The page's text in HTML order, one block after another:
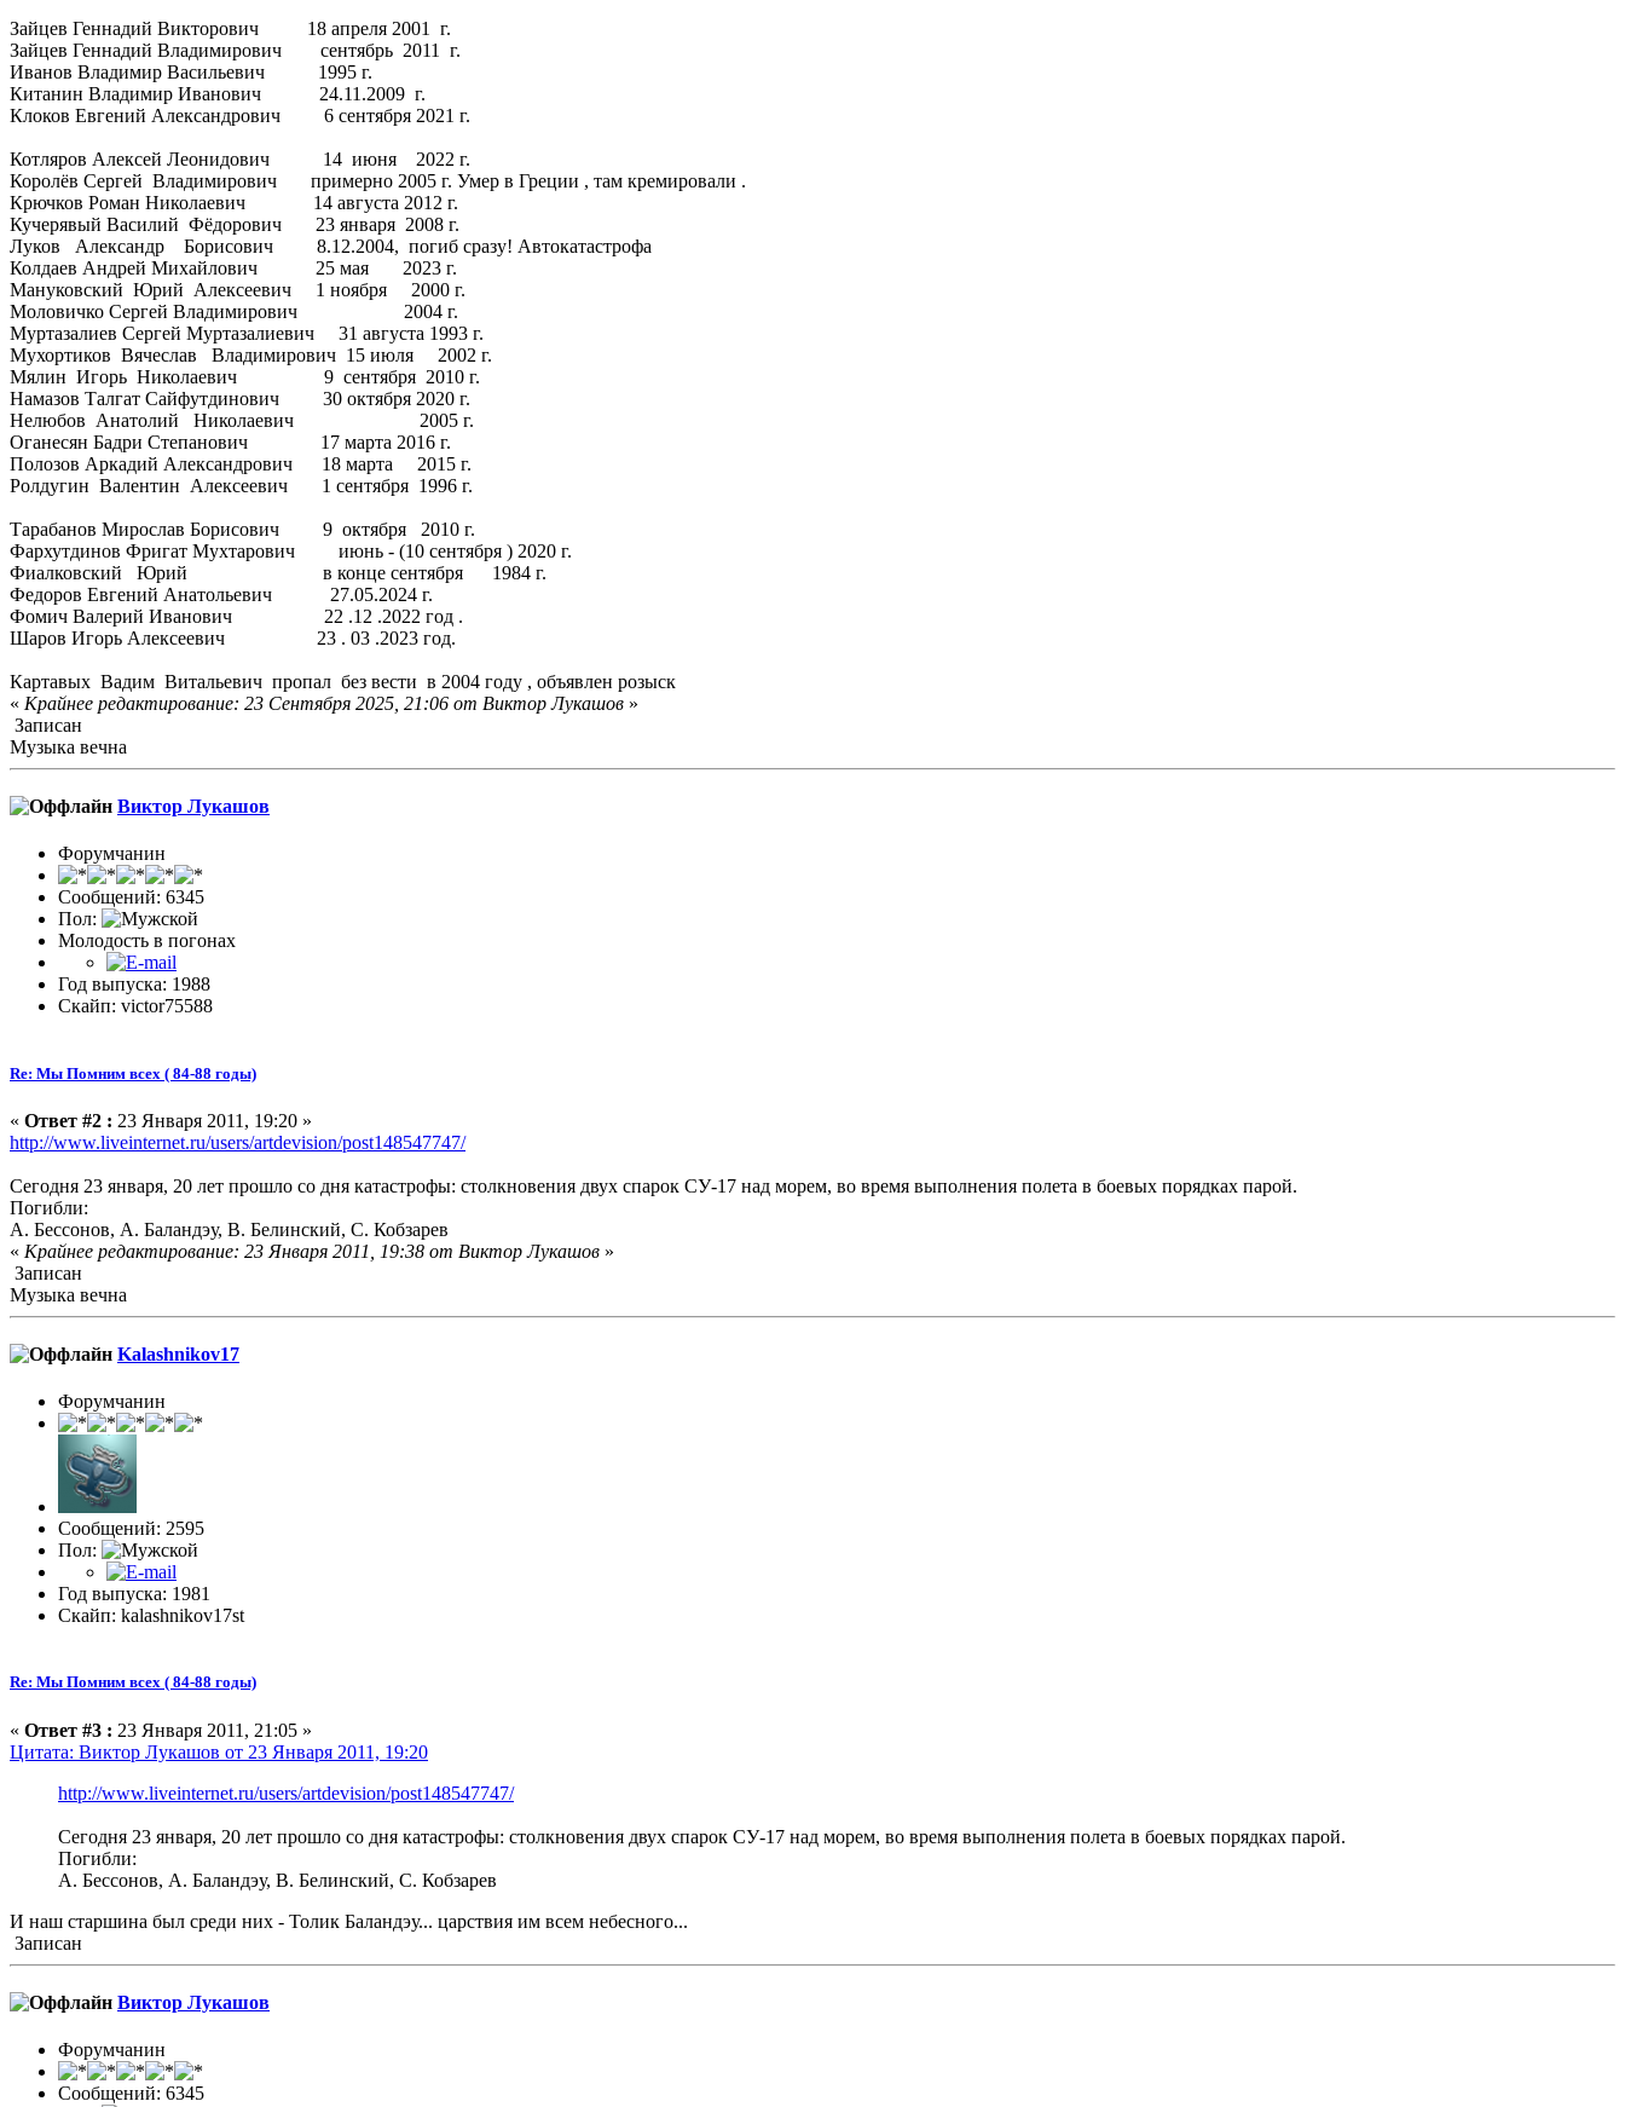
Зайцев Геннадий Викторович 18 апреля 2001 г.
Зайцев Геннадий Владимирович сентябрь 2011 г.
Иванов Владимир Васильевич 1995 г.
Китанин Владимир Иванович 24.11.2009 г.
Клоков Евгений Александрович 6 сентября 2021 г.
Котляров Алексей Леонидович 14 июня 2022 г.
Королёв Сергей Владимирович примерно 2005 г. Умер в Греции , там кремировали .
Крючков Роман Николаевич 14 августа 2012 г.
Кучерявый Василий Фёдорович 23 января 2008 г.
Луков Александр Борисович 8.12.2004, погиб сразу! Автокатастрофа
Колдаев Андрей Михайлович 25 мая 2023 г.
Мануковский Юрий Алексеевич 1 ноября 2000 г.
Моловичко Сергей Владимирович 2004 г.
Муртазалиев Сергей Муртазалиевич 31 августа 1993 г.
Мухортиков Вячеслав Владимирович 15 июля 2002 г.
Мялин Игорь Николаевич 9 сентября 2010 г.
Намазов Талгат Сайфутдинович 30 октября 2020 г.
Нелюбов Анатолий Николаевич 2005 г.
Оганесян Бадри Степанович 17 марта 2016 г.
Полозов Аркадий Александрович 18 марта 2015 г.
Ролдугин Валентин Алексеевич 1 сентября 1996 г.
Тарабанов Мирослав Борисович 9 октября 2010 г.
Фархутдинов Фригат Мухтарович июнь - (10 сентября ) 2020 г.
Фиалковский Юрий в конце сентября 1984 г.
Федоров Евгений Анатольевич 27.05.2024 г.
Фомич Валерий Иванович 22 .12 .2022 год .
Шаров Игорь Алексеевич 23 . 03 .2023 год.
Картавых Вадим Витальевич пропал без вести в 2004 году , объявлен розыск
« Крайнее редактирование: 23 Сентября 2025, 21:06 от Виктор Лукашов »
Записан
Музыка вечна
Виктор Лукашов
Форумчанин
Сообщений: 6345
Пол:
Молодость в погонах
Год выпуска: 1988
Скайп: victor75588
Re: Мы Помним всех ( 84-88 годы)
« Ответ #2 : 23 Января 2011, 19:20 »
http://www.liveinternet.ru/users/artdevision/post148547747/
Сегодня 23 января, 20 лет прошло со дня катастрофы: столкновения двух спарок СУ-17 над морем, во время выполнения полета в боевых порядках парой.
Погибли:
А. Бессонов, А. Баландэу, В. Белинский, С. Кобзарев
« Крайнее редактирование: 23 Января 2011, 19:38 от Виктор Лукашов »
Записан
Музыка вечна
Kalashnikov17
Форумчанин
Сообщений: 2595
Пол:
Год выпуска: 1981
Скайп: kalashnikov17st
Re: Мы Помним всех ( 84-88 годы)
« Ответ #3 : 23 Января 2011, 21:05 »
Цитата: Виктор Лукашов от 23 Января 2011, 19:20
http://www.liveinternet.ru/users/artdevision/post148547747/
Сегодня 23 января, 20 лет прошло со дня катастрофы: столкновения двух спарок СУ-17 над морем, во время выполнения полета в боевых порядках парой.
Погибли:
А. Бессонов, А. Баландэу, В. Белинский, С. Кобзарев
И наш старшина был среди них - Толик Баландэу... царствия им всем небесного...
Записан
Виктор Лукашов
Форумчанин
Сообщений: 6345